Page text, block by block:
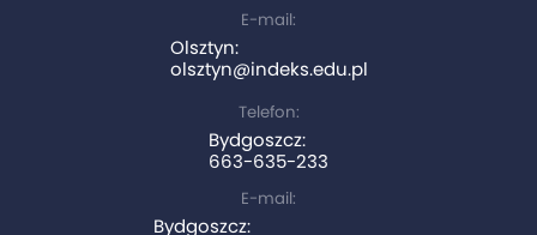
E-mail:
Olsztyn:
olsztyn@indeks.edu.pl
Telefon:
Bydgoszcz:
663-635-233
E-mail:
Bydgoszcz: